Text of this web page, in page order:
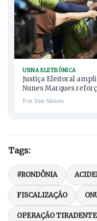
URNA ELETRÔNICA
Justiça Eleitoral
Nunes Marques
Por Yan Simon
Tags:
#RONDÔNIA
FISCALIZAÇÃO
OPERAÇÃO